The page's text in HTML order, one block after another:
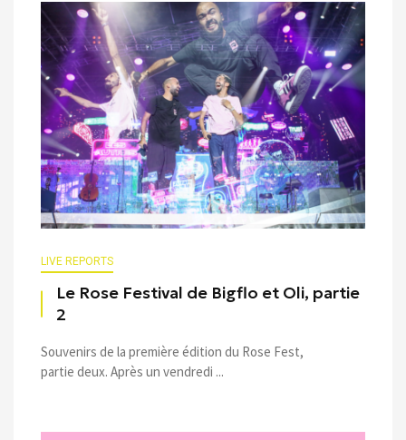
LIVE REPORTS
Le Rose Festival de Bigflo et Oli, partie
2
Souvenirs de la première édition du Rose Fest,
partie deux. Après un vendredi ...